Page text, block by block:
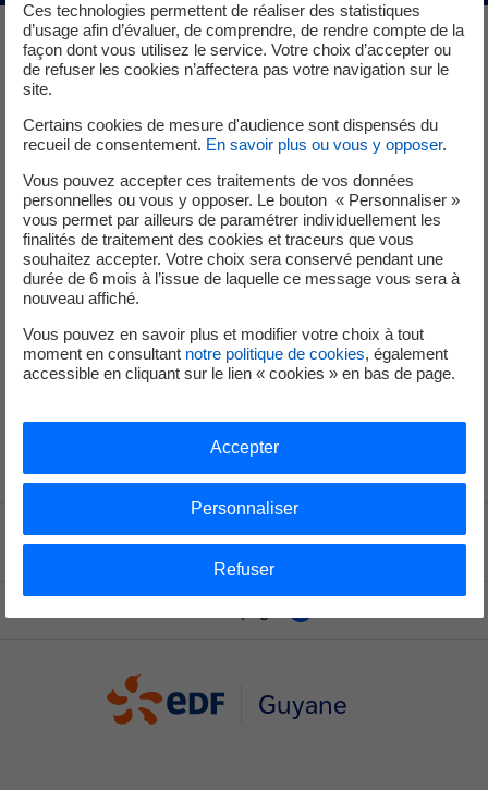
Pour répondre à l'afflux des demandes de raccordement
au réseau électrique, EDF en Guyane a lancé un Plan
d’Accélération des Raccordements Électriques (PARÉ). Ce
dispositif s'appuie sur une coopération renforcée entre
EDF, ses prestataires, les communes, la CTG et l’État.
L’objectif : raccorder plus rapidement les clients, tout en
améliorant la qualité des travaux réalisés sur les voiries.
Dès mars 2026, EDF en Guyane vise à diviser par deux ses
délais de raccordement. Ce plan accompagnera ainsi le
développement du territoire face à une demande
énergétique en forte croissance.
Voir le fil d'ariane
Guyane
Ces technologies permettent de réaliser des statistiques
d’usage afin d’évaluer, de comprendre, de rendre compte de la
façon dont vous utilisez le service. Votre choix d’accepter ou
de refuser les cookies n’affectera pas votre navigation sur le
site.
Certains cookies de mesure d'audience sont dispensés du
recueil de consentement. En savoir plus ou vous y opposer.
Vous pouvez accepter ces traitements de vos données
personnelles ou vous y opposer. Le bouton « Personnaliser »
vous permet par ailleurs de paramétrer individuellement les
finalités de traitement des cookies et traceurs que vous
souhaitez accepter. Votre choix sera conservé pendant une
durée de 6 mois à l’issue de laquelle ce message vous sera à
nouveau affiché.
Vous pouvez en savoir plus et modifier votre choix à tout
moment en consultant notre politique de cookies, également
accessible en cliquant sur le lien « cookies » en bas de page.
Refuser
Personnaliser
Accepter